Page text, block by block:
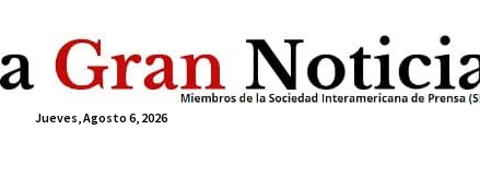
Jueves, Agosto 6, 2026